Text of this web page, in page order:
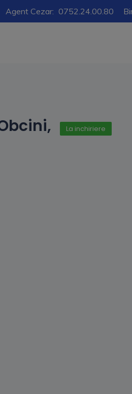
Agent Cezar: 0752.24.00.80
La inchiriere